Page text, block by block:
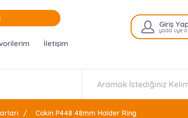
İletişim
Giriş
yada üye ol
Cokin P448 48mm Holder Ring